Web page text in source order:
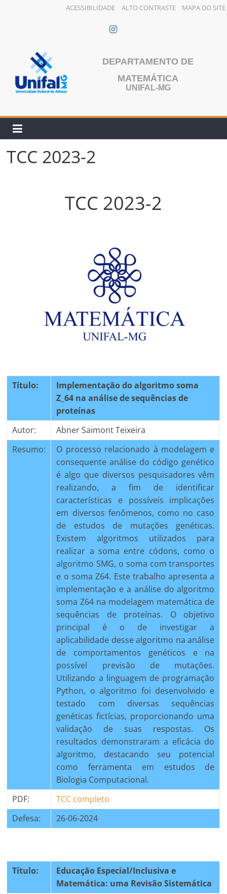
ACESSIBILIDADE ALTO CONTRASTE MAPA DO SITE
conteúdo
DEPARTAMENTO DE
MATEMÁTICA
UNIFAL-MG
TCC 2023-2
TCC 2023-2
Título:
Implementação do algoritmo soma
Z_64 na análise de sequências de
proteínas
Autor:
Abner Saimont Teixeira
Resumo:
O processo relacionado à modelagem e
consequente análise do código genético
é algo que diversos pesquisadores vêm
realizando, a fim de identificar
características e possíveis implicações
em diversos fenômenos, como no caso
de estudos de mutações genéticas.
Existem algoritmos utilizados para
realizar a soma entre códons, como o
algoritmo SMG, o soma com transportes
e o soma Z64. Este trabalho apresenta a
implementação e a análise do algoritmo
soma Z64 na modelagem matemática de
sequências de proteínas. O objetivo
principal é o de investigar a
aplicabilidade desse algoritmo na análise
de comportamentos genéticos e na
possível previsão de mutações.
Utilizando a linguagem de programação
Python, o algoritmo foi desenvolvido e
testado com diversas sequências
genéticas fictícias, proporcionando uma
validação de suas respostas. Os
resultados demonstraram a eficácia do
algoritmo, destacando seu potencial
como ferramenta em estudos de
Biologia Computacional.
PDF:
TCC completo
Defesa:
26-06-2024
Título:
Educação Especial/Inclusiva e
Matemática: uma Revisão Sistemática